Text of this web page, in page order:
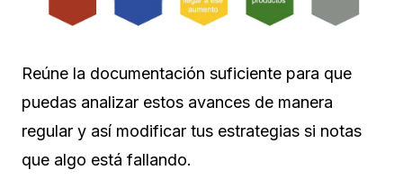
Reúne la documentación suficiente para que
puedas analizar estos avances de manera
regular y así modificar tus estrategias si notas
que algo está fallando.